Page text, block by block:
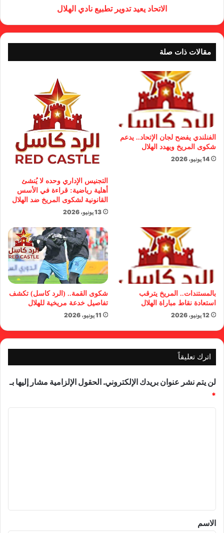
الاتحاد يعيد تدوير تطبيع نادي الهلال
مقالات ذات صلة
الفنلندي يفضح لجان الإتحاد.. يدعم
شكوى المريخ ويهدد الهلال
14 يونيو، 2026
التجنيس الإداري وحده لا يُنشئ
أهلية رياضية: قراءة في الأسس
القانونية لشكوى المريخ ضد الهلال
13 يونيو، 2026
بالمستندات.. المريخ يترقب
استعادة نقاط مباراة الهلال
12 يونيو، 2026
شكوى القمة.. (الرد كاسل) تكشف
تفاصيل خدعة مريخية للهلال
11 يونيو، 2026
اترك تعليقاً
لن يتم نشر عنوان بريدك الإلكتروني. الحقول الإلزامية مشار إليها بـ
*
*
الاسم